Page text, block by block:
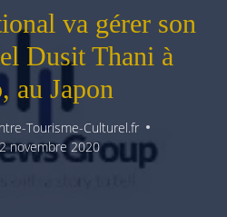
va gérer son
Dusit Thani à
au Japon
Tourisme-Culturel.fr
novembre 2020